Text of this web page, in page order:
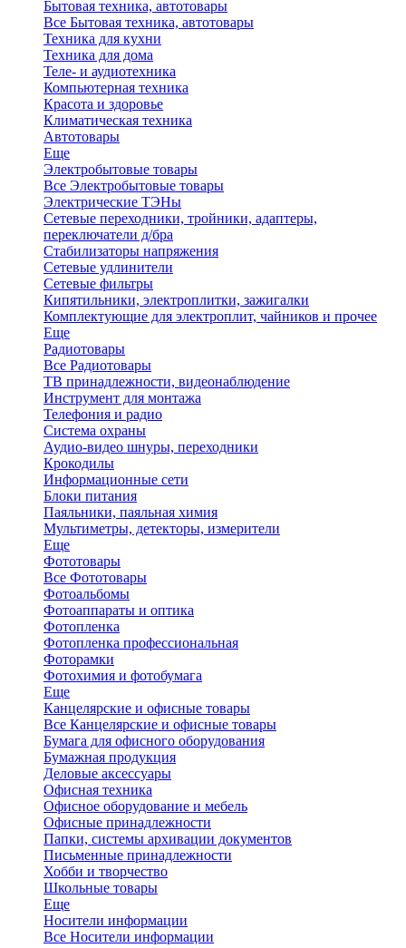
Бытовая техника, автотовары
Все Бытовая техника, автотовары
Техника для кухни
Техника для дома
Теле- и аудиотехника
Компьютерная техника
Красота и здоровье
Климатическая техника
Автотовары
Еще
Электробытовые товары
Все Электробытовые товары
Электрические ТЭНы
Сетевые переходники, тройники, адаптеры,
переключатели д/бра
Стабилизаторы напряжения
Сетевые удлинители
Сетевые фильтры
Кипятильники, электроплитки, зажигалки
Комплектующие для электроплит, чайников и прочее
Еще
Радиотовары
Все Радиотовары
ТВ принадлежности, видеонаблюдение
Инструмент для монтажа
Телефония и радио
Система охраны
Аудио-видео шнуры, переходники
Крокодилы
Информационные сети
Блоки питания
Паяльники, паяльная химия
Мультиметры, детекторы, измерители
Еще
Фототовары
Все Фототовары
Фотоальбомы
Фотоаппараты и оптика
Фотопленка
Фотопленка профессиональная
Фоторамки
Фотохимия и фотобумага
Еще
Канцелярские и офисные товары
Все Канцелярские и офисные товары
Бумага для офисного оборудования
Бумажная продукция
Деловые аксессуары
Офисная техника
Офисное оборудование и мебель
Офисные принадлежности
Папки, системы архивации документов
Письменные принадлежности
Хобби и творчество
Школьные товары
Еще
Носители информации
Все Носители информации